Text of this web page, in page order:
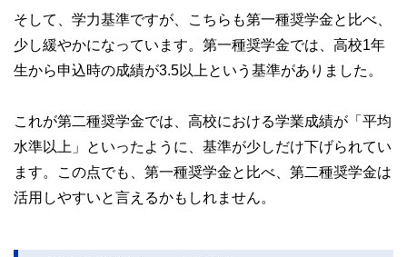
そして、学力基準ですが、こちらも第一種奨学金と比べ、
少し緩やかになっています。第一種奨学金では、高校1年
生から申込時の成績が3.5以上という基準がありました。
これが第二種奨学金では、高校における学業成績が「平均
水準以上」といったように、基準が少しだけ下げられてい
ます。この点でも、第一種奨学金と比べ、第二種奨学金は
活用しやすいと言えるかもしれません。